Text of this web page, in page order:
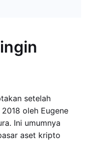
setelah
oleh Eugene
Ini umumnya
aset kripto